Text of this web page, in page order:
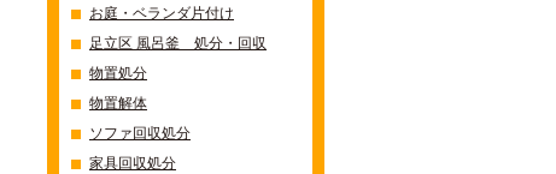
お庭・ベランダ片付け
足立区 風呂釜 処分・回収
物置処分
物置解体
ソファ回収処分
家具回収処分